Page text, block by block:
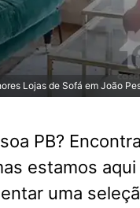
Lojas de Sofá em João
PB?
estamos aqui
uma